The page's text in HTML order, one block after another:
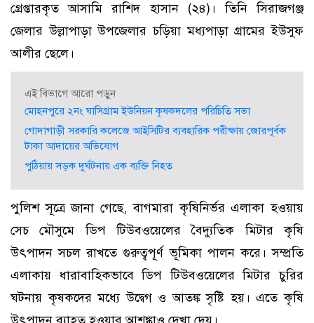
গ্রেপ্তারকৃত আসামি রাশিদ হাসান (২৪)। তিনি সিরাজগঞ্জ
জেলার উল্লাপাড়া উপজেলার চড়িয়া মধ্যপাড়া গ্রামের ইউসুফ
আলীর ছেলে।
এই বিভাগে আরো পড়ুন
মোহনপুরে ২নং ঘাসিগ্রাম ইউনিয়ন কৃষকদলের পরিচিতি সভা
গোদাগাড়ী সরকারি কলেজে আইসিটির ব্যবহারিক পরীক্ষায় জোরপূর্বক
টাকা আদায়ের অভিযোগ
পুঠিয়ায় সড়ক দুর্ঘটনায় এক ব্যক্তি নিহত
পুলিশ সূত্রে জানা গেছে, বাগমারা কৃষিনির্ভর এলাকা হওয়ায়
সেচ মৌসুমে ডিপ টিউবওয়েলের বৈদ্যুতিক মিটার কৃষি
উৎপাদন সচল রাখতে গুরুত্বপূর্ণ ভূমিকা পালন করে। সম্প্রতি
এলাকায় ধারাবাহিকভাবে ডিপ টিউবওয়েলের মিটার চুরির
ঘটনায় কৃষকদের মধ্যে উদ্বেগ ও আতঙ্ক সৃষ্টি হয়। এতে কৃষি